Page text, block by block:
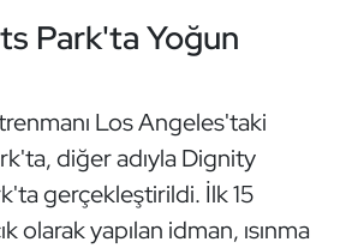
Park'ta Yoğun
Los Angeles'taki
diğer adıyla Dignity
gerçekleştirildi. İlk 15
olarak yapılan idman, ısınma